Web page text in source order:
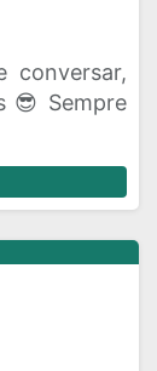
conversar,
😎 Sempre